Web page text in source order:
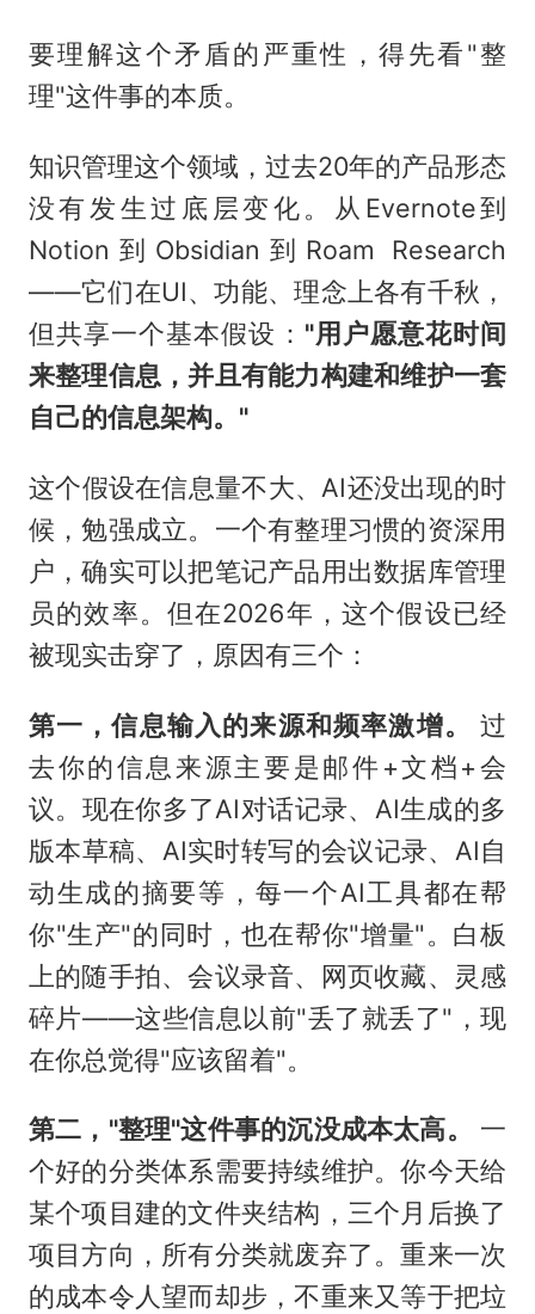
要理解这个矛盾的严重性，得先看"整
理"这件事的本质。
知识管理这个领域，过去20年的产品形态
没有发生过底层变化。从Evernote到
Notion到Obsidian到Roam Research
——它们在UI、功能、理念上各有千秋，
但共享一个基本假设： "用户愿意花时间
来整理信息，并且有能力构建和维护一套
自己的信息架构。"
这个假设在信息量不大、AI还没出现的时
候，勉强成立。一个有整理习惯的资深用
户，确实可以把笔记产品用出数据库管理
员的效率。但在2026年，这个假设已经
被现实击穿了，原因有三个：
第一，信息输入的来源和频率激增。
过
去你的信息来源主要是邮件+文档+会
议。现在你多了AI对话记录、AI生成的多
版本草稿、AI实时转写的会议记录、AI自
动生成的摘要等，每一个AI工具都在帮
你"生产"的同时，也在帮你"增量"。白板
上的随手拍、会议录音、网页收藏、灵感
碎片——这些信息以前"丢了就丢了"，现
在你总觉得"应该留着"。
第二，"整理"这件事的沉没成本太高。
一
个好的分类体系需要持续维护。你今天给
某个项目建的文件夹结构，三个月后换了
项目方向，所有分类就废弃了。重来一次
的成本令人望而却步，不重来又等于把垃